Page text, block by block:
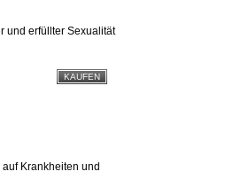
und erfüllter Sexualität
Krankheiten und